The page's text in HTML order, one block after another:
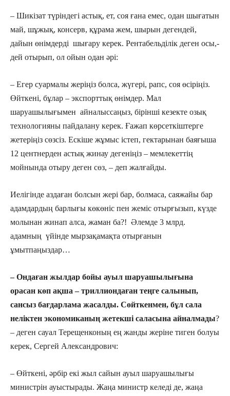
– Шикізат түріндегі астық, ет, соя ғана емес, одан шығатын
май, шұжық, консерв, құрама жем, шырын дегендей,
дайын өнімдерді шығару керек. Рентабельділік деген осы,-
дей отырып, ол ойын одан әрі:
– Егер суармалы жеріңіз болса, жүгері, рапс, соя өсіріңіз.
Өйткені, бұлар – экспорттық өнімдер. Мал
шаруашылығымен айналыссаңыз, бірінші кезекте озық
технологияны пайдалану керек. Ғажап көрсеткіштерге
жетеріңіз сөзсіз. Ескіше жұмыс істеп, гектарынан баяғыша
12 центнерден астық жинау дегеніңіз – мемлекеттің
мойнында отыру деген сөз, – деп жалғайды.
Иелігінде аздаған болсын жері бар, болмаса, саяжайы бар
адамдардың барлығы көкөніс пен жеміс отырғызып, күзде
молынан жинап алса, жаман ба?! Әлемде 3 млрд.
адамның үйінде мырзақамақта отырғанын
ұмытпаңыздар…
– Ондаған жылдар бойы ауыл шаруашылығына
орасан көп ақша – триллиондаған теңге салынып,
сансыз бағдарлама жасалды. Сөйткенмен, бұл сала
неліктен экономиканың жетекші саласына айналмады?
– деген сауал Терещенконың ең жанды жеріне тиген болуы
керек, Сергей Александрович:
– Өйткені, әрбір екі жыл сайын ауыл шаруашылығы
министрін ауыстырады. Жаңа министр келеді де, жаңа